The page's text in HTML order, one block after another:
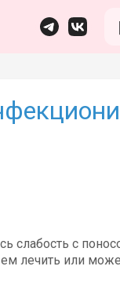
слабость с
лечить или